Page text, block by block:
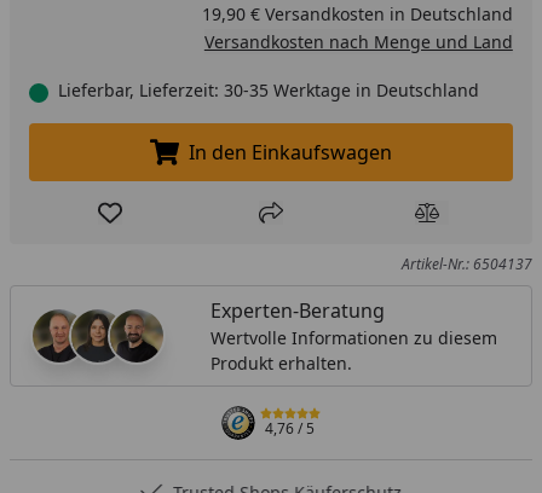
19,90 € Versandkosten in Deutschland
Versandkosten nach Menge und Land
Lieferbar, Lieferzeit: 30-35 Werktage in Deutschland
In den Einkaufswagen legen
In den Einkaufswagen
Produkt zur Wunschliste hinzufügen
Teilen Produkt
Artikel-Nr.: 6504137
Experten-Beratung
Wertvolle Informationen zu diesem
Produkt erhalten.
4,76/ 5